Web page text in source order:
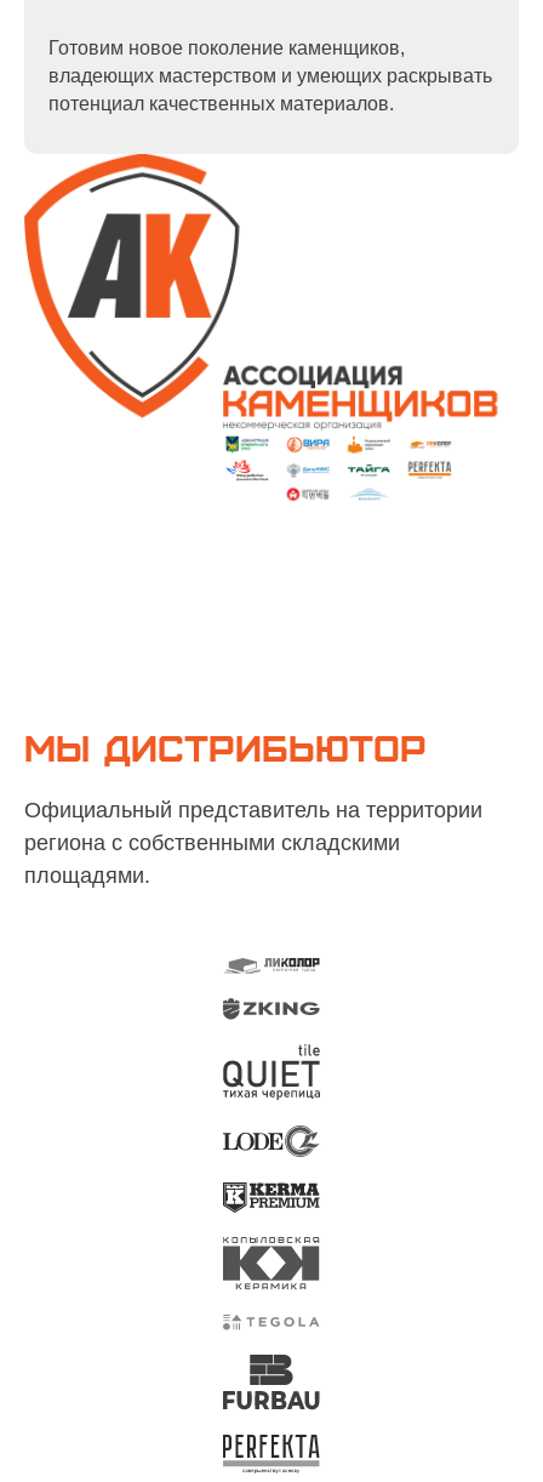
Готовим новое поколение каменщиков,
владеющих мастерством и умеющих раскрывать
потенциал качественных материалов.
мы Дистрибьютор
Официальный представитель на территории
региона с собственными складскими
площадями.